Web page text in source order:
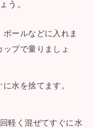
う。
ールなどに入れま
プで量りましょ
水を捨てます。
軽く混ぜてすぐに水